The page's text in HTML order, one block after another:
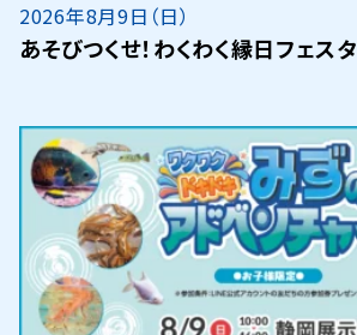
2026年8月9日（日）
あそびつくせ！わくわく縁日フェスタ